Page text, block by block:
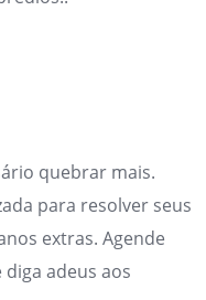
quebrar mais.
para resolver seus
extras. Agende
adeus aos